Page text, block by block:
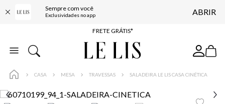
Sempre com você
Exclusividades no app ABRIR
ENTREGA EXPRESSA*
BAIXE O APP
10% OFF NA PRIMEIRA COMPRA*
COMPRE ONLINE E RETIRE EM LOJA*
ENTREGA EXPRESSA*
CASA MESA TRAVESSAS SALADEIRA LE LIS CASA CINÉTICA